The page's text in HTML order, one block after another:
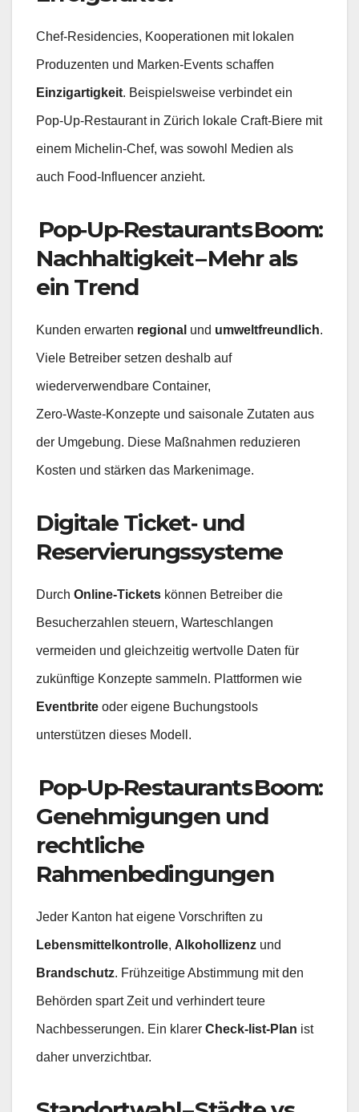
Chef‑Residencies, Kooperationen mit lokalen
Produzenten und Marken‑Events schaffen
Einzigartigkeit. Beispielsweise verbindet ein
Pop‑Up‑Restaurant in Zürich lokale Craft‑Biere mit
einem Michelin‑Chef, was sowohl Medien als
auch Food‑Influencer anzieht.
Pop‑Up‑Restaurants Boom:
Nachhaltigkeit – Mehr als
ein Trend
Kunden erwarten regional und umweltfreundlich.
Viele Betreiber setzen deshalb auf
wiederverwendbare Container,
Zero‑Waste‑Konzepte und saisonale Zutaten aus
der Umgebung. Diese Maßnahmen reduzieren
Kosten und stärken das Markenimage.
Digitale Ticket‑ und
Reservierungssysteme
Durch Online‑Tickets können Betreiber die
Besucherzahlen steuern, Warteschlangen
vermeiden und gleichzeitig wertvolle Daten für
zukünftige Konzepte sammeln. Plattformen wie
Eventbrite oder eigene Buchungstools
unterstützen dieses Modell.
Pop‑Up‑Restaurants Boom:
Genehmigungen und
rechtliche
Rahmenbedingungen
Jeder Kanton hat eigene Vorschriften zu
Lebensmittelkontrolle, Alkohollizenz und
Brandschutz. Frühzeitige Abstimmung mit den
Behörden spart Zeit und verhindert teure
Nachbesserungen. Ein klarer Check‑list‑Plan ist
daher unverzichtbar.